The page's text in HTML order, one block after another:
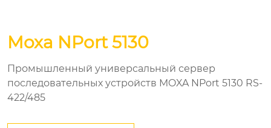
Moxa NPort 5130
Промышленный универсальный сервер
последовательных устройств MOXA NPort 5130 RS-
422/485